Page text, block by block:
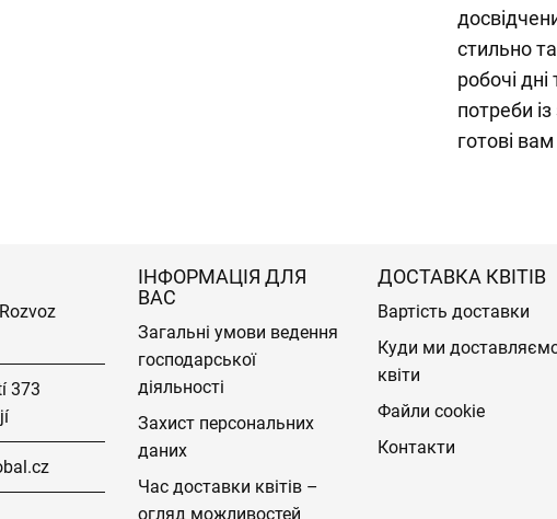
стильно
робочі
потреби
готові
373
ІНФОРМАЦІЯ ДЛЯ
ВАС
Загальні умови ведення
господарської
діяльності
Захист персональних
даних
Час доставки квітів –
огляд можливостей
ДОСТАВКА КВІТІВ
Вартість доставки
Куди ми
квіти
Файли cookie
Контакти